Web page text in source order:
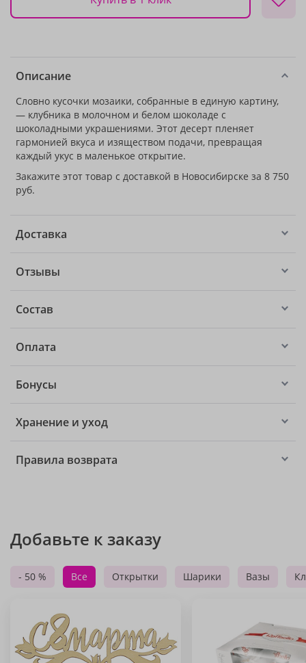
Описание
Словно кусочки мозаики, собранные в единую картину,
— клубника в молочном и белом шоколаде с
шоколадными украшениями. Этот десерт пленяет
гармонией вкуса и изяществом подачи, превращая
каждый укус в маленькое открытие.
Закажите этот товар с доставкой в Новосибирске за 8 750
руб.
Доставка
Отзывы
Состав
Оплата
Бонусы
Хранение и уход
Правила возврата
Добавьте к заказу
- 50 % Все Открытки Шарики Вазы